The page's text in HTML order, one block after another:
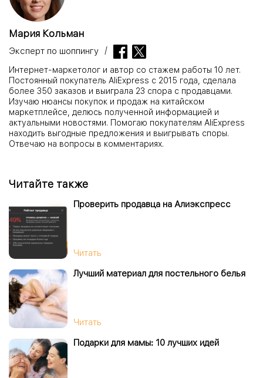
Мария Кольман
Эксперт по шоппингу
Интернет-маркетолог и автор со стажем работы 10 лет.
Постоянный покупатель AliExpress с 2015 года, сделала
более 350 заказов и выиграла 23 спора с продавцами.
Изучаю нюансы покупок и продаж на китайском
маркетплейсе, делюсь полученной информацией и
актуальными новостями. Помогаю покупателям AliExpress
находить выгодные предложения и выигрывать споры.
Отвечаю на вопросы в комментариях.
Читайте также
Проверить продавца на Алиэкспресс
Читать
Лучший материал для постельного белья
Читать
Подарки для мамы: 10 лучших идей